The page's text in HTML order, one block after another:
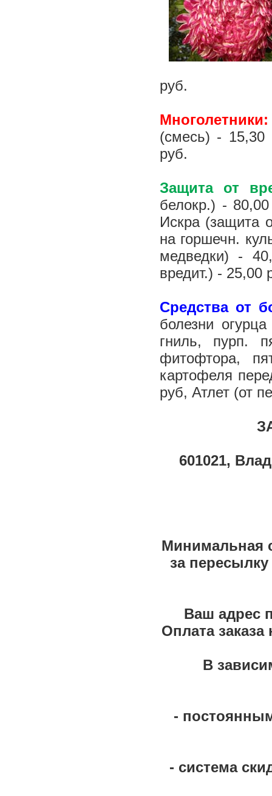
руб.
(смесь) - 15,30
руб.
Защита от
белокр.) -
Искра (защита
на горшечн.
медведки) -
вредит.) - 25,00
Средства от
болезни
гниль, пурп.
фитофтора,
картофеля
руб, Атлет (от
601021,
Минимальная
за
Ваш адрес
Оплата
В
-
- система